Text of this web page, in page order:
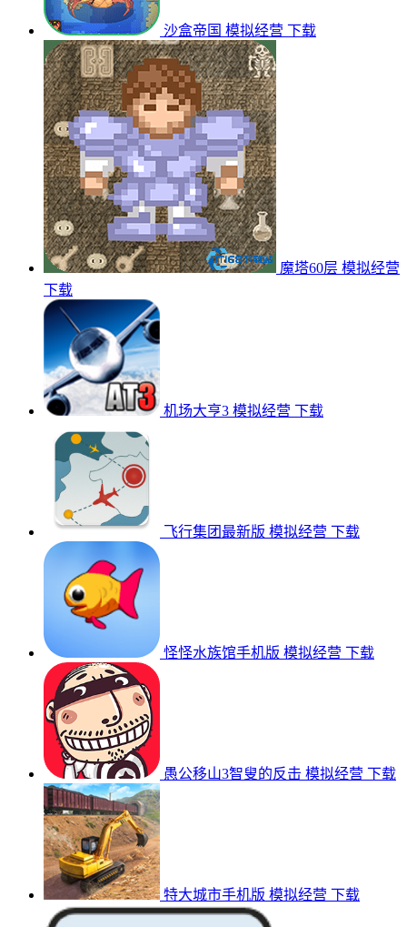
沙盒帝国 模拟经营 下载
魔塔60层 模拟经营
下载
机场大亨3 模拟经营 下载
飞行集团最新版 模拟经营 下载
怪怪水族馆手机版 模拟经营 下载
愚公移山3智叟的反击 模拟经营 下载
特大城市手机版 模拟经营 下载